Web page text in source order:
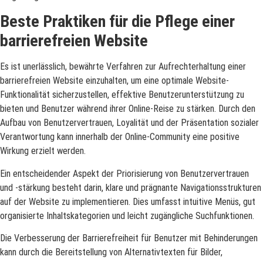
Beste Praktiken für die Pflege einer
barrierefreien Website
Es ist unerlässlich, bewährte Verfahren zur Aufrechterhaltung einer
barrierefreien Website einzuhalten, um eine optimale Website-
Funktionalität sicherzustellen, effektive Benutzerunterstützung zu
bieten und Benutzer während ihrer Online-Reise zu stärken. Durch den
Aufbau von Benutzervertrauen, Loyalität und der Präsentation sozialer
Verantwortung kann innerhalb der Online-Community eine positive
Wirkung erzielt werden.
Ein entscheidender Aspekt der Priorisierung von Benutzervertrauen
und -stärkung besteht darin, klare und prägnante Navigationsstrukturen
auf der Website zu implementieren. Dies umfasst intuitive Menüs, gut
organisierte Inhaltskategorien und leicht zugängliche Suchfunktionen.
Die Verbesserung der Barrierefreiheit für Benutzer mit Behinderungen
kann durch die Bereitstellung von Alternativtexten für Bilder,